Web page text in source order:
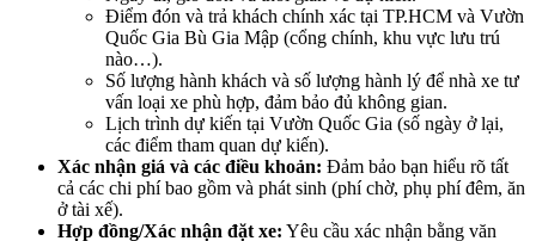
Điểm đón và trả khách chính xác tại TP.HCM và Vườn
Quốc Gia Bù Gia Mập (cổng chính, khu vực lưu trú
nào…).
Số lượng hành khách và số lượng hành lý để nhà xe tư
vấn loại xe phù hợp, đảm bảo đủ không gian.
Lịch trình dự kiến tại Vườn Quốc Gia (số ngày ở lại,
các điểm tham quan dự kiến).
Xác nhận giá và các điều khoản: Đảm bảo bạn hiểu rõ tất
cả các chi phí bao gồm và phát sinh (phí chờ, phụ phí đêm, ăn
ở tài xế).
Hợp đồng/Xác nhận đặt xe: Yêu cầu xác nhận bằng văn